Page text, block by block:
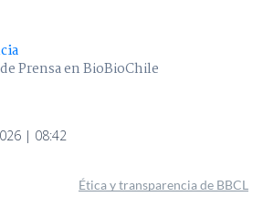
Prensa en BioBioChile
| 08:42
Ética y transparencia de BBCL